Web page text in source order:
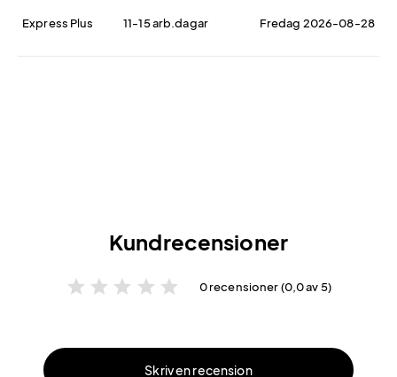
Express Plus 11-15 arb.dagar Fredag 2026-08-28
Kundrecensioner
star star star star star 0 recensioner (0,0 av 5)
Skriv en recension